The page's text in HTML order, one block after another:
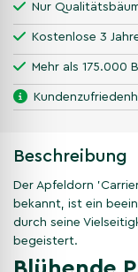
Nur
Kostenlose 3
Mehr als 175.000
Beschreibung
Der Apfeldorn
bekannt, ist ein
durch seine
begeistert.